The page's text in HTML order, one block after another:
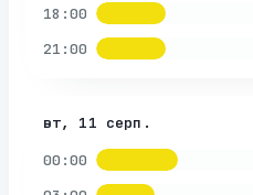
18:00
21:00
вт, 11 серп.
00:00